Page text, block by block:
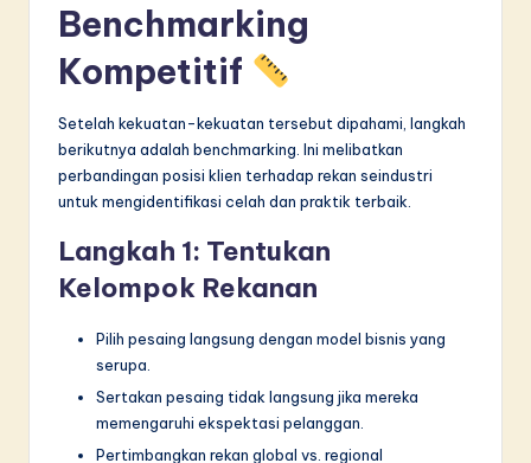
Benchmarking
Kompetitif
Setelah kekuatan-kekuatan tersebut dipahami, langkah
berikutnya adalah benchmarking. Ini melibatkan
perbandingan posisi klien terhadap rekan seindustri
untuk mengidentifikasi celah dan praktik terbaik.
Langkah 1: Tentukan
Kelompok Rekanan
Pilih pesaing langsung dengan model bisnis yang
serupa.
Sertakan pesaing tidak langsung jika mereka
memengaruhi ekspektasi pelanggan.
Pertimbangkan rekan global vs. regional